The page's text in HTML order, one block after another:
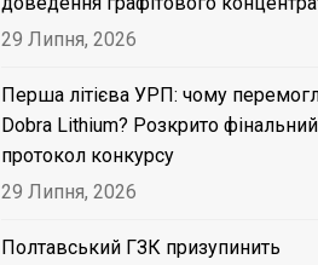
29 Липня, 2026
Перша літієва УРП: чому
Dobra Lithium? Розкрито фінальний
протокол конкурсу
29 Липня, 2026
Полтавський ГЗК призупинить